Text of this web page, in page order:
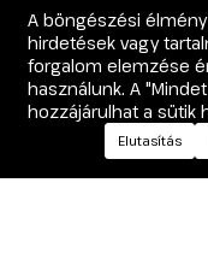
tekintettel a jogszabályok
4. Szakmai Jogi
hiteles és személyre
szakmai álláspontját
közvetlenül az ügyvéd úrral.
A böngészési
hirdetések vagy
forgalom elemzése
használunk. A
hozzájárulhat a sütik
Elutasítás